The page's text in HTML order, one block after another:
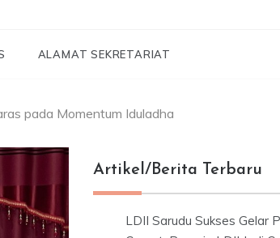
ALAMAT SEKRETARIAT
pada Momentum Iduladha
Artikel/Berita Terbaru
LDII Sarudu Sukses Gelar